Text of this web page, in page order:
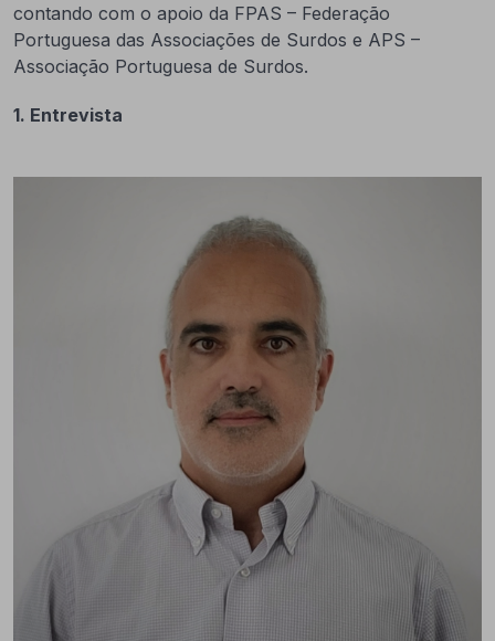
contando com o apoio da FPAS – Federação
Portuguesa das Associações de Surdos e APS –
Associação Portuguesa de Surdos.
1. Entrevista